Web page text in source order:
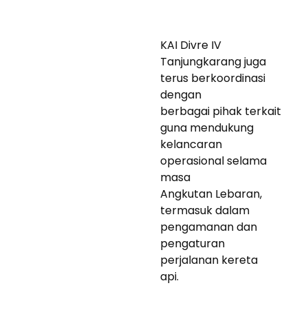
KAI Divre IV
Tanjungkarang juga
terus berkoordinasi
dengan
berbagai pihak terkait
guna mendukung
kelancaran
operasional selama
masa
Angkutan Lebaran,
termasuk dalam
pengamanan dan
pengaturan
perjalanan kereta
api.